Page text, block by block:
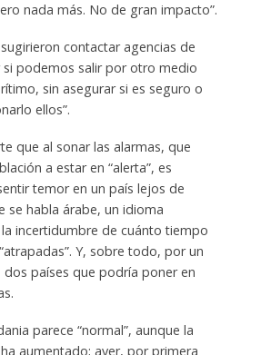
nada más. No de gran impacto”.
contactar agencias de
si podemos salir por otro medio
sin asegurar si es seguro o
ellos”.
que al sonar las alarmas, que
a estar en “alerta”, es
temor en un país lejos de
se habla árabe, un idioma
incertidumbre de cuánto tiempo
Y, sobre todo, por un
países que podría poner en
parece “normal”, aunque la
aumentado; ayer, por primera